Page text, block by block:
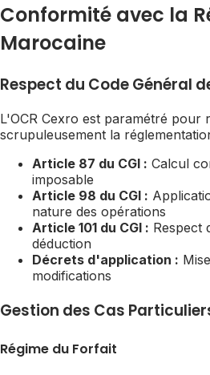
Conformité avec la
Marocaine
Respect du Code Général
L'OCR Cexro est paramétré pour
scrupuleusement la
Article 87 du CGI : Calcul
imposable
Article 98 du CGI :
nature des opérations
Article 101 du CGI : Respect
déduction
Décrets d'application :
modifications
Gestion des Cas
Régime du Forfait